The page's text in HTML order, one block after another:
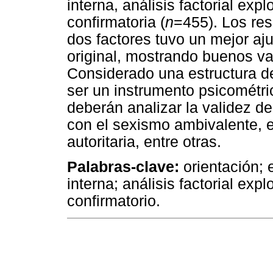
interna, análisis factorial
confirmatoria (n=455). Los
dos factores tuvo un mejor
original, mostrando buenos
Considerado una estructura
ser un instrumento
deberán analizar la validez
con el sexismo ambivalente,
autoritaria, entre otras.
Palabras-clave: orientación;
interna; análisis factorial
confirmatorio.